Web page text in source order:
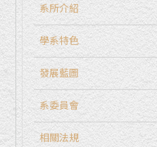
系所介紹
學系特色
發展藍圖
系委員會
相關法規